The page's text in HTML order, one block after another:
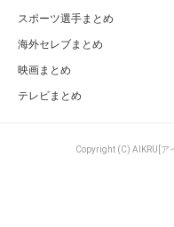
スポーツ選手まとめ
海外セレブまとめ
映画まとめ
テレビまとめ
Copyright (C) AIKRU[ア